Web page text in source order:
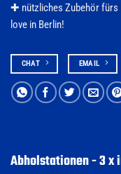
✚ nützliches Zubehör fürs
love in Berlin!
CHAT EMAIL
Abholstationen - 3 x